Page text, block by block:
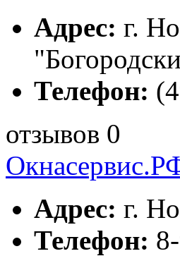
Адрес: г.
Телефон:
отзывов 0
Адрес: г.
Телефон: